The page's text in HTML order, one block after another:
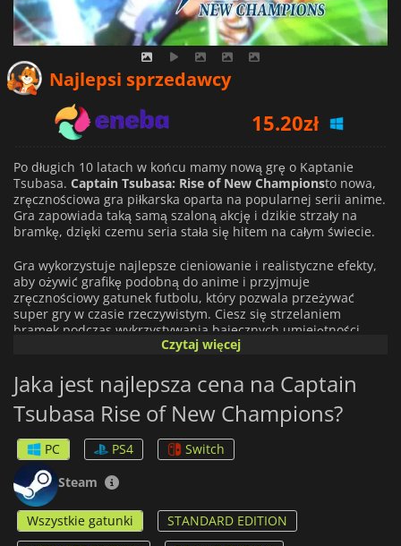
Najlepsi sprzedawcy
15.66zł
20.59zł
Po długich 10 latach w końcu mamy nową grę o Kaptanie
Tsubasa. Captain Tsubasa: Rise of New Championsto nowa,
zręcznościowa gra piłkarska oparta na popularnej serii anime.
Gra zapowiada taką samą szaloną akcję i dzikie strzały na
bramkę, dzięki czemu seria stała się hitem na całym świecie.
Gra wykorzystuje najlepsze cieniowanie i realistyczne efekty,
aby ożywić grafikę podobną do anime i przyjmuje
zręcznościowy gatunek futbolu, który pozwala przeżywać
super gry w czasie rzeczywistym. Ciesz się strzelaniem
bramek podczas wykrzystywania bajecznych umiejętności
przeciwko przeciwnikom z dużą prędkością, opanowując
postacie z serii wraz z własnymi stylami kickera. Oprócz
Tsubasy Ozora, Kojiro Hyuga, Genzo Wakabayashi, Taro
Misaki, Hikaru Matsuyama i Jun Misugi są również
potwierdzeni.
Czytaj więcej
Jaka jest najlepsza cena na Captain
Tsubasa Rise of New Champions?
PC PS4
Switch
Steam
Wszystkie gatunki
STANDARD EDITION